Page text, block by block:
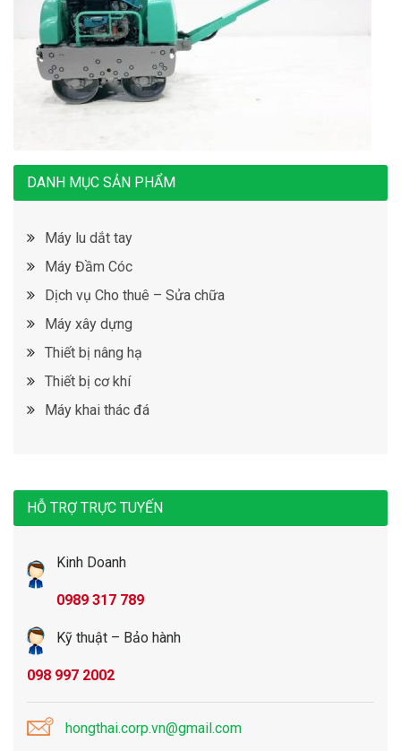
DANH MỤC SẢN PHẨM
Máy lu dắt tay
Máy Đầm Cóc
Dịch vụ Cho thuê – Sửa chữa
Máy xây dựng
Thiết bị nâng hạ
Thiết bị cơ khí
Máy khai thác đá
HỖ TRỢ TRỰC TUYẾN
Kinh Doanh
0989 317 789
Kỹ thuật – Bảo hành
098 997 2002
hongthai.corp.vn@gmail.com